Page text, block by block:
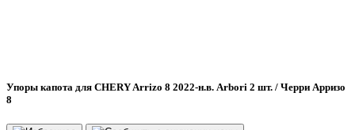
Упоры капота для CHERY Arrizo 8 2022-н.в. Arbori 2 шт. / Черри Арризо
8